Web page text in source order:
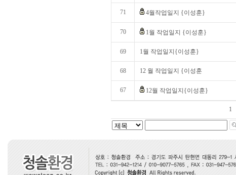
71 4월작업일지 {이성훈}
70 1월 작업일지 {이성훈}
69 1월 작업일지{이성훈}
68 12 월 작업일지 {이성훈
67 12월 작업일지{이성훈}
1